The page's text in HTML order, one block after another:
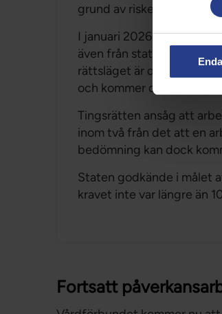
grund av risker i
I januari 2026 kom en
även från staten. Domen
rättsläget är därmed
och kommer därför att
Tingsrätten ansåg att
inom två från det att en
bedömning kan dock
Staten godkände i målet
kravet inte var längre än
Fortsatt